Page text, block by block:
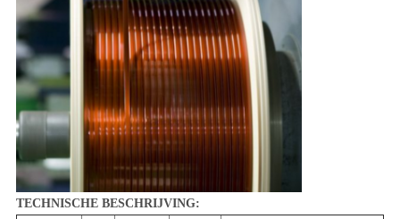
TECHNISCHE BESCHRIJVING: